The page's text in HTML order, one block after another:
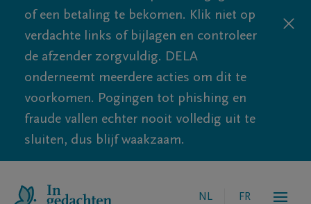
of een betaling te bekomen. Klik niet op
verdachte links of bijlagen en controleer
de afzender zorgvuldig. DELA
onderneemt meerdere acties om dit te
voorkomen. Pogingen tot phishing en
fraude vallen echter nooit volledig uit te
sluiten, dus blijf waakzaam.
NL FR